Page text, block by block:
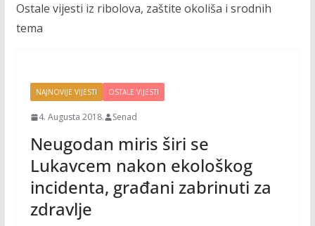
Ostale vijesti iz ribolova, zaštite okoliša i srodnih
tema
NAJNOVIJE VIJESTI OSTALE VIJESTI
4. Augusta 2018. Senad
Neugodan miris širi se
Lukavcem nakon ekološkog
incidenta, građani zabrinuti za
zdravlje